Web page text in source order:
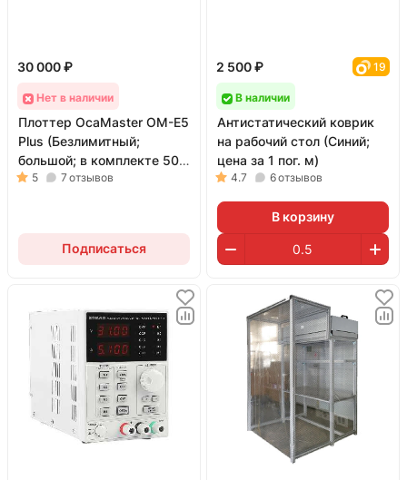
30 000 ₽
Нет в наличии
Плоттер OcaMaster OM-E5
Plus (Безлимитный;
большой; в комплекте 50
пленок, шпатель и коврик)
5 7 отзывов
Подписаться
2 500 ₽ 19
В наличии
Антистатический коврик
на рабочий стол (Синий;
цена за 1 пог. м)
4.7 6отзывов
В корзину